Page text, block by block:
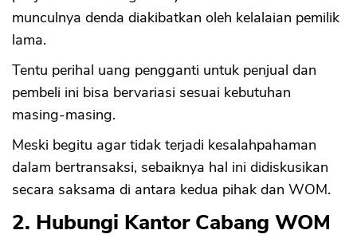
munculnya denda diakibatkan oleh kelalaian pemilik
lama.
Tentu perihal uang pengganti untuk penjual dan
pembeli ini bisa bervariasi sesuai kebutuhan
masing-masing.
Meski begitu agar tidak terjadi kesalahpahaman
dalam bertransaksi, sebaiknya hal ini didiskusikan
secara saksama di antara kedua pihak dan WOM.
2. Hubungi Kantor Cabang WOM